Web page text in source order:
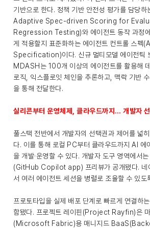
기반으로 한다. 정책 기반 안전성 평가를 담당
Adaptive Spec-driven Scoring for
Regression Testing)와 에이전트 동작 과정에
게 적용할지 표준화하는 에이전트 컨트롤 스
Specification)이다. 신규 멀티모델 에이전틱
MDASH는 100개 이상의 에이전트를 활용해
로직, 익스플로잇 체인을 추론하고, 맥락 기반
을 통해 전달한다.
실리콘부터 운영체제, 클라우드까지… 개발자
풀스택 전반에서 개발자의 선택권과 제어를 넓
다. 이를 통해 로컬 PC부터 클라우드까지 AI 에
을 개발·운영할 수 있다. 개발자 도구 영역에서
(GitHub Copilot app) 프리뷰가 공개됐다. 네
서 여러 에이전트 세션을 병렬로 조율할 수 있도
프로토타입을 실제 배포 단계로 빠르게 연결하
함됐다. 프로젝트 레이핀(Project Rayfin)은 마
(Microsoft Fabric)용 매니지드